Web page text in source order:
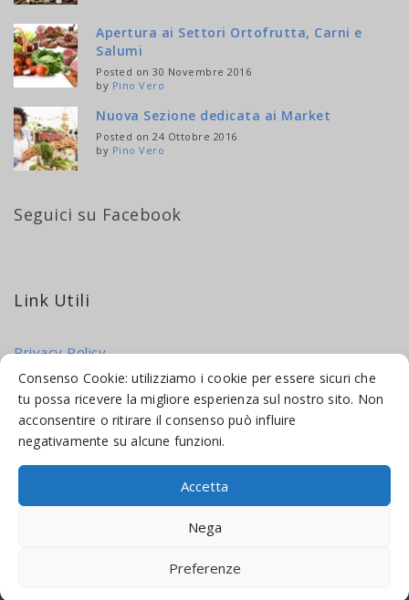
Consenso Cookie: utilizziamo i cookie per essere sicuri che
tu possa ricevere la migliore esperienza sul nostro sito. Non
acconsentire o ritirare il consenso può influire
negativamente su alcune funzioni.
Accetta
Nega
Preferenze
Apertura ai Settori Ortofrutta, Carni e
Salumi
Posted on 30 Novembre 2016
by Pino Vero
Nuova Sezione dedicata ai Market
Posted on 24 Ottobre 2016
by Pino Vero
Seguici su Facebook
Link Utili
Privacy Policy
Cookie Policy
MADE WEB SOLUTIONS